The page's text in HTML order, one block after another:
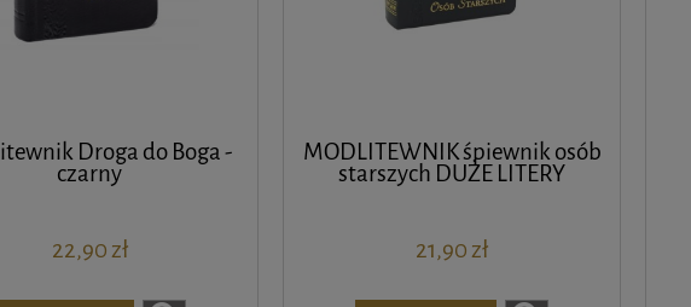
Droga do Boga -
czarny
22,90 zł
MODLITEWNIK śpiewnik osób
starszych DUŻE LITERY
21,90 zł